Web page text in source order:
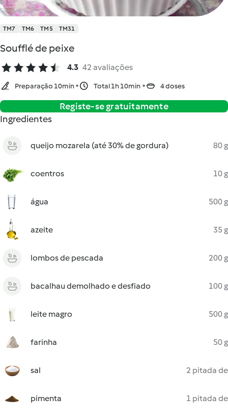
TM7 TM6 TM5 TM31
Soufflé de peixe
4.3 42 avaliações
Preparação 10min Total 1h 10min 4 doses
Registe-se gratuitamente
Ingredientes
queijo mozarela (até 30% de gordura) 80 g
coentros 10 g
água 500 g
azeite 35 g
lombos de pescada 200 g
bacalhau demolhado e desfiado 100 g
leite magro 500 g
farinha 50 g
sal 2 pitada de
pimenta 1 pitada de